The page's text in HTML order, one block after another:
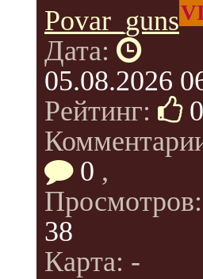
Povar_guns
Дата:
05.08.2026
Рейтинг:
0
0 ,
38
Карта: -